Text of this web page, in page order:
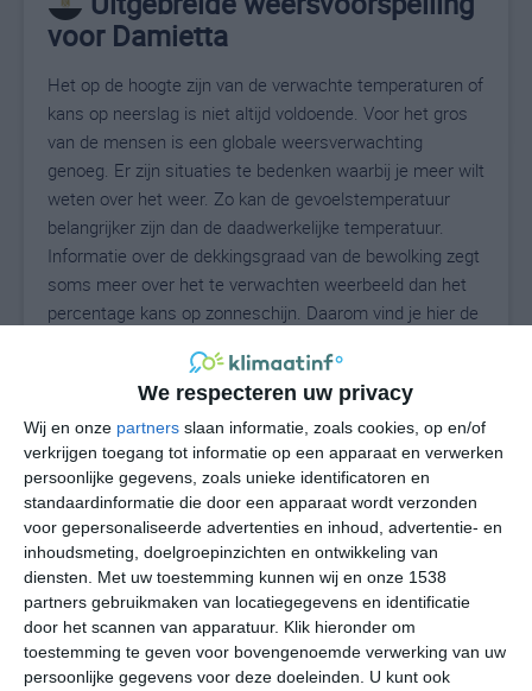
We respecteren uw privacy
Wij en onze partners slaan informatie, zoals cookies, op en/of
verkrijgen toegang tot informatie op een apparaat en verwerken
persoonlijke gegevens, zoals unieke identificatoren en
standaardinformatie die door een apparaat wordt verzonden
voor gepersonaliseerde advertenties en inhoud, advertentie- en
inhoudsmeting, doelgroepinzichten en ontwikkeling van
diensten. Met uw toestemming kunnen wij en onze 1538
partners gebruikmaken van locatiegegevens en identificatie
door het scannen van apparatuur. Klik hieronder om
toestemming te geven voor bovengenoemde verwerking van uw
persoonlijke gegevens voor deze doeleinden. U kunt ook
voor Damietta
Het op de hoogte zijn van de verwachte temperaturen of
kans op neerslag is niet altijd voldoende. Voor het gros
van de mensen is een globale weersverwachting
genoeg. Er zijn situaties te bedenken waarbij je meer wilt
weten over het weer. Zo kan de gevoelstemperatuur
belangrijker zijn dan de daadwerkelijke temperatuur.
Informatie over de dekkingsgraad van de bewolking zegt
soms meer over het te verwachten weerbeeld dan het
percentage kans op zonneschijn. Daarom vind je hier de
27°C
do
32° 23°
vr
31° 21°
za
31° 24°
zo
32° 23° 32°